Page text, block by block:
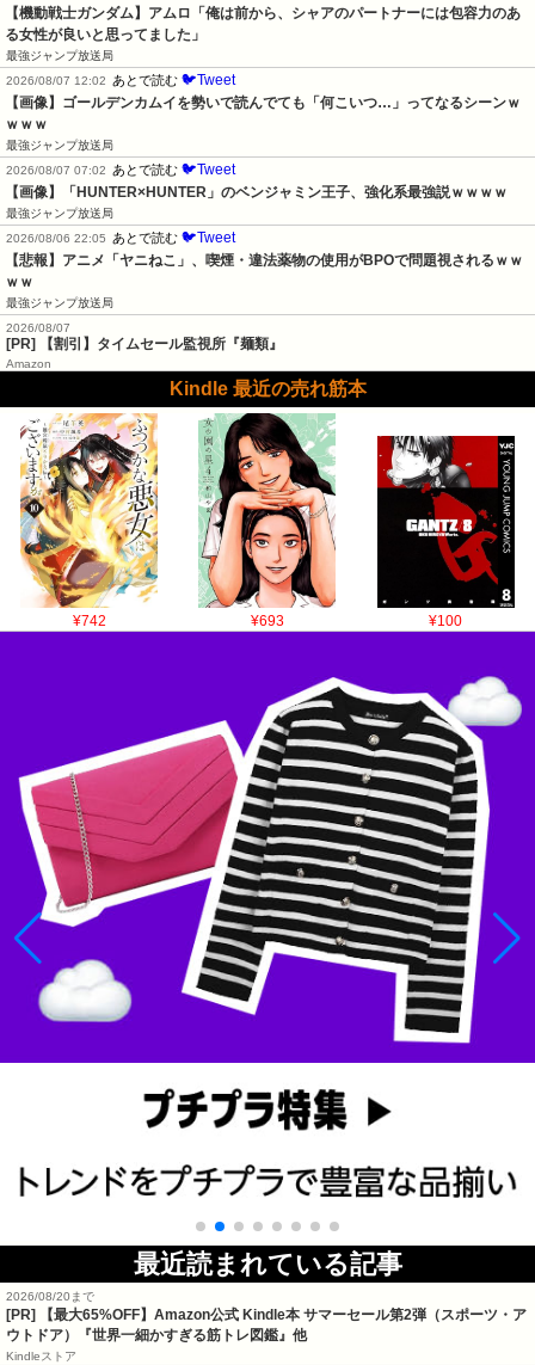
【機動戦士ガンダム】アムロ「俺は前から、シャアのパートナーには包容力のあ
る女性が良いと思ってました」
最強ジャンプ放送局
2026/08/07 12:02
あとで読む 🐦Tweet
【画像】ゴールデンカムイを勢いで読んでても「何こいつ…」ってなるシーンｗ
ｗｗｗ
最強ジャンプ放送局
2026/08/07 07:02
あとで読む 🐦Tweet
【画像】「HUNTER×HUNTER」のベンジャミン王子、強化系最強説ｗｗｗｗ
最強ジャンプ放送局
2026/08/06 22:05
あとで読む 🐦Tweet
【悲報】アニメ「ヤニねこ」、喫煙・違法薬物の使用がBPOで問題視されるｗｗ
ｗｗ
最強ジャンプ放送局
2026/08/07
[PR] 【割引】タイムセール監視所『麺類』
Amazon
Kindle 最近の売れ筋本
¥742 ¥693 ¥100
最近読まれている記事
2026/08/20まで
[PR]
【最大65%OFF】Amazon公式 Kindle本 サマーセール第2弾（スポーツ・ア
ウトドア）『世界一細かすぎる筋トレ図鑑』他
Kindleストア